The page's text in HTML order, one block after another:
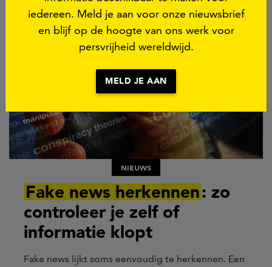
NIEUWS
Fake news herkennen: zo
controleer je zelf of
informatie klopt
Fake news lijkt soms eenvoudig te herkennen. Een
iedereen. Meld je aan voor onze nieuwsbrief
en blijf op de hoogte van ons werk voor
persvrijheid wereldwijd.
MELD JE AAN